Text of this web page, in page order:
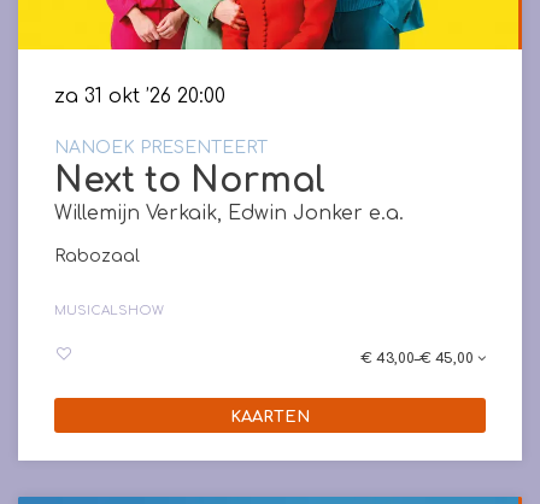
Next to Normal
Willemijn Verkaik, Edwin Jonker e.a.
NANOEK PRESENTEERT
za 31 okt ’26 20:00
Rabozaal
MUSICAL SHOW
€ 43,00–€ 45,00
KAARTEN